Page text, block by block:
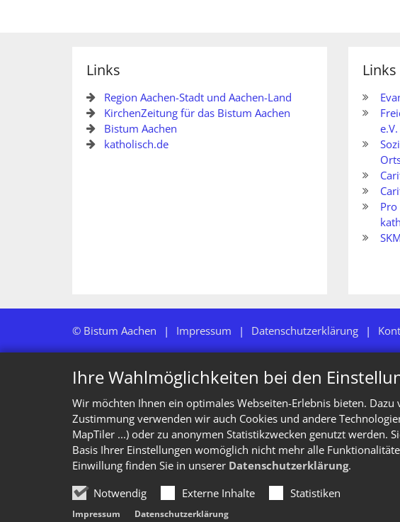
Ihre Wahlmöglichkeiten bei den
Wir möchten Ihnen ein optimales Webseiten-Erlebnis bieten.
Zustimmung verwenden wir auch Cookies und andere
MapTiler ...) oder zu anonymen Statistikzwecken genutzt werden.
Basis Ihrer Einstellungen womöglich nicht mehr alle
Einwillung finden Sie in unserer Datenschutzerklärung.
Notwendig
Externe Inhalte Statistiken
Impressum Datenschutzerklärung
Links
Region Aachen-Stadt und Aachen-Land
KirchenZeitung für das Bistum Aachen
Bistum Aachen
katholisch.de
Links
e.V.
© Bistum Aachen Impressum Datenschutzerklärung